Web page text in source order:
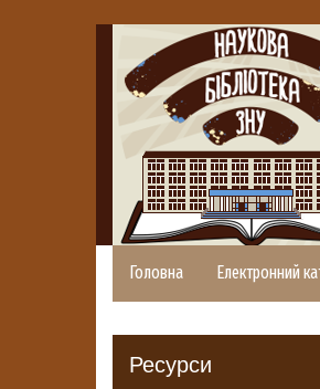
Головна Електронний
Ресурси